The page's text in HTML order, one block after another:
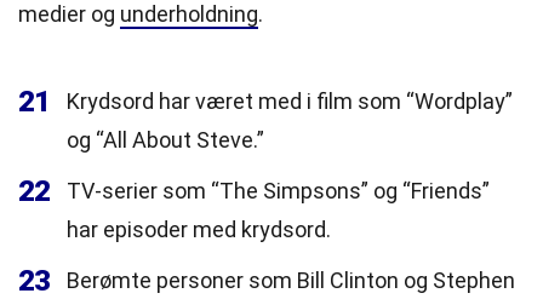
medier og underholdning.
21
Krydsord har været med i film som “Wordplay”
og “All About Steve.”
22
TV-serier som “The Simpsons” og “Friends”
har episoder med krydsord.
23
Berømte personer som Bill Clinton og Stephen